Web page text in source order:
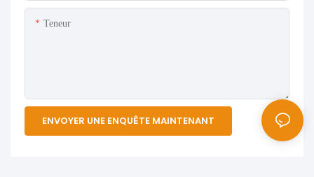
Teneur
ENVOYER UNE ENQUÊTE MAINTENANT